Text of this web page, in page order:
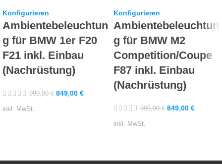
Konfigurieren
Ambientebeleuchtun
g für BMW 1er F20
F21 inkl. Einbau
(Nachrüstung)
999,00€ 849,00 €
inkl. MwSt.
Konfigurieren
Ambientebeleuchtun
g für BMW M2
Competition/Coupe
F87 inkl. Einbau
(Nachrüstung)
999,00€ 849,00 €
inkl. MwSt.